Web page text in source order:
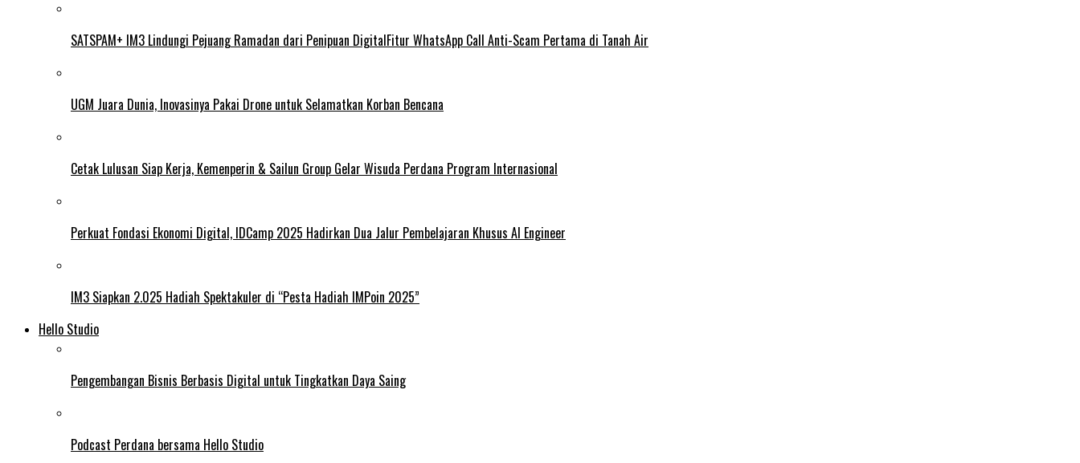
SATSPAM+ IM3 Lindungi Pejuang Ramadan dari Penipuan DigitalFitur WhatsApp Call Anti-Scam Pertama di Tanah Air
UGM Juara Dunia, Inovasinya Pakai Drone untuk Selamatkan Korban Bencana
Cetak Lulusan Siap Kerja, Kemenperin & Sailun Group Gelar Wisuda Perdana Program Internasional
Perkuat Fondasi Ekonomi Digital, IDCamp 2025 Hadirkan Dua Jalur Pembelajaran Khusus AI Engineer
IM3 Siapkan 2.025 Hadiah Spektakuler di “Pesta Hadiah IMPoin 2025”
Hello Studio
Pengembangan Bisnis Berbasis Digital untuk Tingkatkan Daya Saing
Podcast Perdana bersama Hello Studio